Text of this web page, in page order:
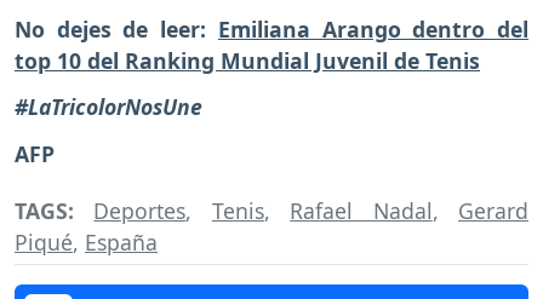
No dejes de leer: Emiliana Arango dentro del
top 10 del Ranking Mundial Juvenil de Tenis
#LaTricolorNosUne
AFP
TAGS: Deportes, Tenis, Rafael Nadal, Gerard
Piqué, España